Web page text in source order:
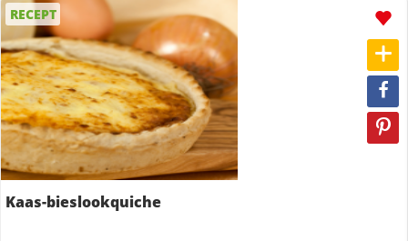
RECEPT
Kaas-bieslookquiche